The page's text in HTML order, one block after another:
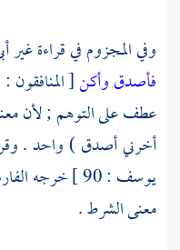
وفي المجزوم في قراءة غير
فأصدق وأكن[ المنافقون : 10 ] خرجه
عطف على التوهم ; لأن
أخرني أصدق ) واحد .
يوسف : 90 ] خرجه
معنى الشرط .